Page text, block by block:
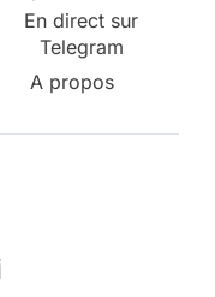
En direct sur
Telegram
A propos